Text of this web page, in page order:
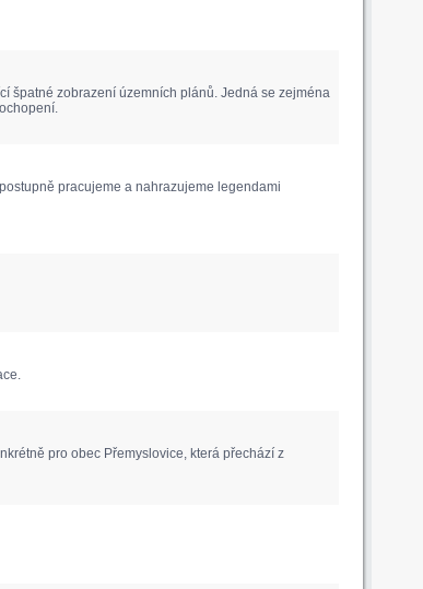
špatné zobrazení územních plánů. Jedná se zejména
pracujeme a nahrazujeme legendami
pro obec Přemyslovice, která přechází z